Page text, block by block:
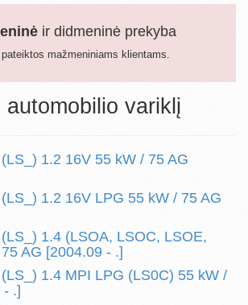
ir didmeninė prekyba
pateiktos mažmeniniams klientams.
automobilio variklį
1.2 16V 55 kW / 75 AG
1.2 16V LPG 55 kW / 75 AG
1.4 (LSOA, LSOC, LSOE,
AG [2004.09 - .]
1.4 MPI LPG (LS0C) 55 kW /
- .]